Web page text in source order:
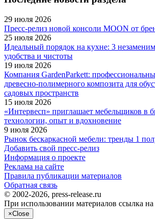
29 июля 2026
Пресс-релиз новой консоли MOON от
25 июля 2026
Идеальный порядок на кухне: 3
удобства и чистоты
19 июля 2026
Компания GardenParkett:
древесно-полимерного композита для
садовых пространств
15 июля 2026
«Интервесп» приглашает мебельщиков в
технологии, опыт и вдохновение
9 июля 2026
Рынок бескаркасной мебели: тренды 1
Добавить свой пресс-релиз
Информация о проекте
Реклама на сайте
Правила публикации материалов
Обратная связь
© 2002-2026, press-release.ru
При использовании материалов ссылка на
×Close